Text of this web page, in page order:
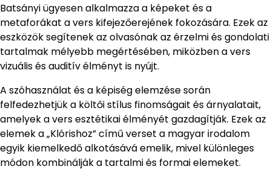
Batsányi ügyesen alkalmazza a képeket és a
metaforákat a vers kifejezőerejének fokozására. Ezek az
eszközök segítenek az olvasónak az érzelmi és gondolati
tartalmak mélyebb megértésében, miközben a vers
vizuális és auditív élményt is nyújt.
A szóhasználat és a képiség elemzése során
felfedezhetjük a költői stílus finomságait és árnyalatait,
amelyek a vers esztétikai élményét gazdagítják. Ezek az
elemek a „Klórishoz” című verset a magyar irodalom
egyik kiemelkedő alkotásává emelik, mivel különleges
módon kombinálják a tartalmi és formai elemeket.